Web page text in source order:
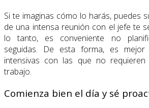
Si te imaginas cómo lo harás, puedes
de una intensa reunión con el jefe te
lo tanto, es conveniente no
seguidas. De esta forma, es
intensivas con las que no
trabajo.
Comienza bien el día y sé